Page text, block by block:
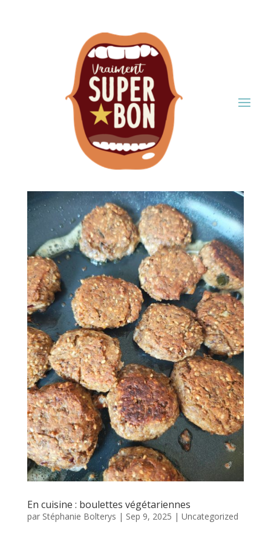
En cuisine : boulettes végétariennes
par Stéphanie Bolterys | Sep 9, 2025 | Uncategorized